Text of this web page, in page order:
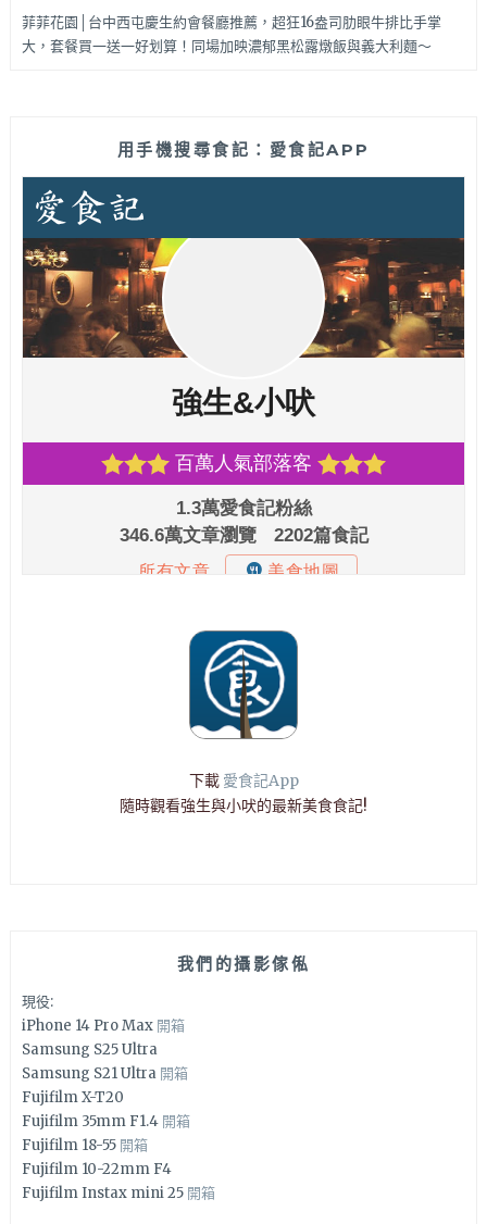
菲菲花園│台中西屯慶生約會餐廳推薦，超狂16盎司肋眼牛排比手掌
大，套餐買一送一好划算！同場加映濃郁黑松露燉飯與義大利麵～
用手機搜尋食記：愛食記APP
下載 愛食記App
隨時觀看強生與小吠的最新美食食記!
我們的攝影傢俬
現役:
iPhone 14 Pro Max 開箱
Samsung S25 Ultra
Samsung S21 Ultra 開箱
Fujifilm X-T20
Fujifilm 35mm F1.4 開箱
Fujifilm 18-55 開箱
Fujifilm 10-22mm F4
Fujifilm Instax mini 25 開箱